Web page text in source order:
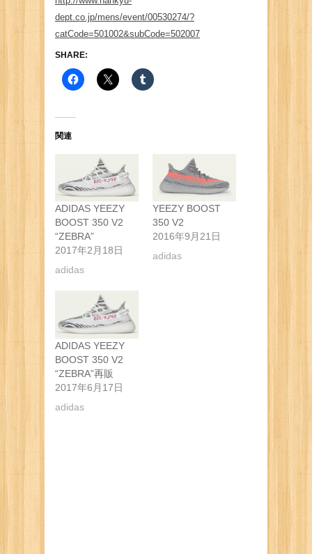
dept.co.jp/mens/event/00530274/?
catCode=501002&subCode=502007
SHARE:
関連
ADIDAS YEEZY
BOOST 350 V2
“ZEBRA”
2017年2月18日
adidas
YEEZY BOOST
350 V2
2016年9月21日
adidas
ADIDAS YEEZY
BOOST 350 V2
“ZEBRA”再販
2017年6月17日
adidas